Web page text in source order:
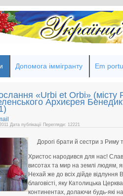
Допомога іммігранту Em
«Urbi et Orbi» (місту
Архиєрея
Дата публікації Перегляди: 12221
Дорогі брати й сестри з Риму
Христос народився для нас!
висотах та мир на землі людям,
Нехай же до всіх дійде відлуння
благовісті, яку Католицька
континентах, долаючи будь-які